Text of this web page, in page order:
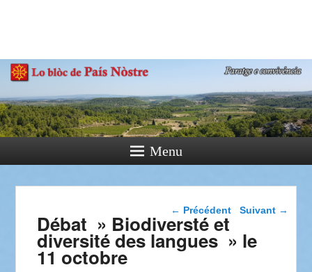
Paratge e Convivència
Menu
Navigation dans les
← Précédent Suivant →
Débat » Biodiversté et
diversité des langues » le
11 octobre